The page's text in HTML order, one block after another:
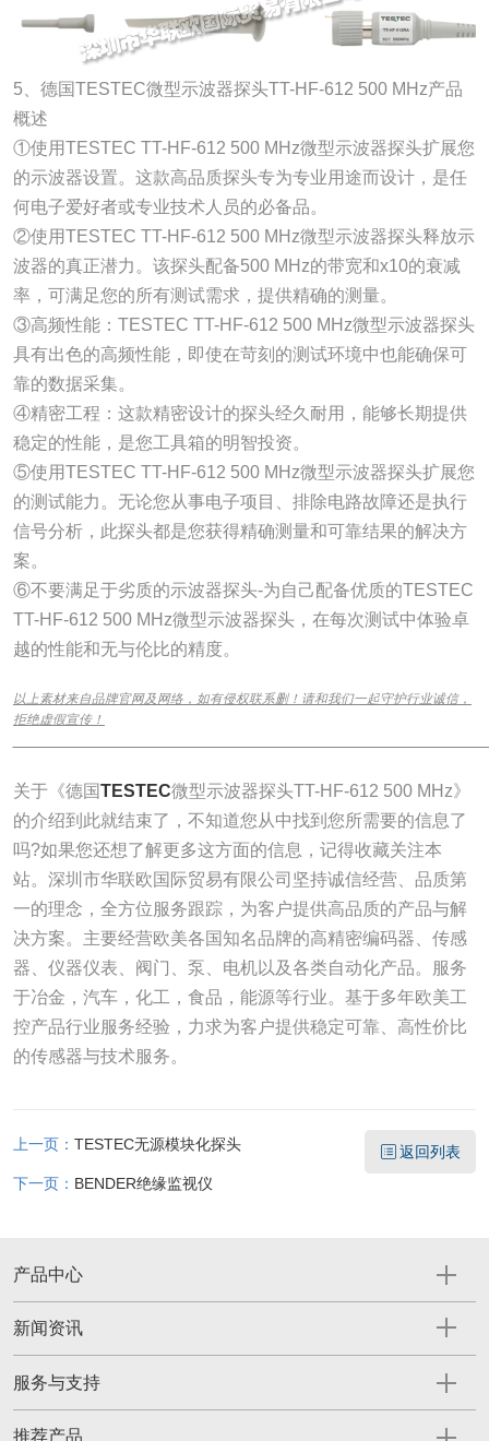
5、德国TESTEC微型示波器探头TT-HF-612 500 MHz产品
概述
①使用TESTEC TT-HF-612 500 MHz微型示波器探头扩展您
的示波器设置。这款高品质探头专为专业用途而设计，是任
何电子爱好者或专业技术人员的必备品。
②使用TESTEC TT-HF-612 500 MHz微型示波器探头释放示
波器的真正潜力。该探头配备500 MHz的带宽和x10的衰减
率，可满足您的所有测试需求，提供精确的测量。
③高频性能：TESTEC TT-HF-612 500 MHz微型示波器探头
具有出色的高频性能，即使在苛刻的测试环境中也能确保可
靠的数据采集。
④精密工程：这款精密设计的探头经久耐用，能够长期提供
稳定的性能，是您工具箱的明智投资。
⑤使用TESTEC TT-HF-612 500 MHz微型示波器探头扩展您
的测试能力。无论您从事电子项目、排除电路故障还是执行
信号分析，此探头都是您获得精确测量和可靠结果的解决方
案。
⑥不要满足于劣质的示波器探头-为自己配备优质的TESTEC
TT-HF-612 500 MHz微型示波器探头，在每次测试中体验卓
越的性能和无与伦比的精度。
以上素材来自品牌官网及网络，如有侵权联系删！请和我们一起守护行业诚信，
拒绝虚假宣传！
关于《德国TESTEC微型示波器探头TT-HF-612 500 MHz》
的介绍到此就结束了，不知道您从中找到您所需要的信息了
吗?如果您还想了解更多这方面的信息，记得收藏关注本
站。深圳市华联欧国际贸易有限公司坚持诚信经营、品质第
一的理念，全方位服务跟踪，为客户提供高品质的产品与解
决方案。主要经营欧美各国知名品牌的高精密编码器、传感
器、仪器仪表、阀门、泵、电机以及各类自动化产品。服务
于冶金，汽车，化工，食品，能源等行业。基于多年欧美工
控产品行业服务经验，力求为客户提供稳定可靠、高性价比
的传感器与技术服务。
上一页： TESTEC无源模块化探头
下一页： BENDER绝缘监视仪
返回列表
产品中心
新闻资讯
服务与支持
推荐产品